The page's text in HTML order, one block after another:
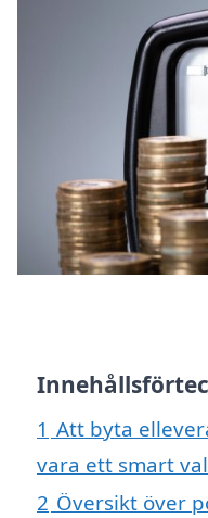
1 Att byta
vara ett smart
2 Översikt över